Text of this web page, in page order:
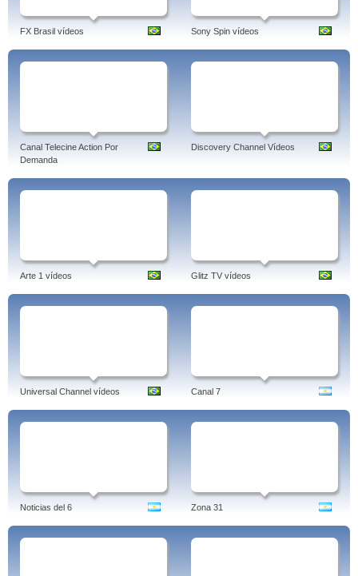
FX Brasil vídeos Sony Spin vídeos
Canal Telecine Action Por
Demanda
Discovery Channel Vídeos
Arte 1 vídeos Glitz TV vídeos
Universal Channel vídeos Canal 7
Noticias del 6 Zona 31